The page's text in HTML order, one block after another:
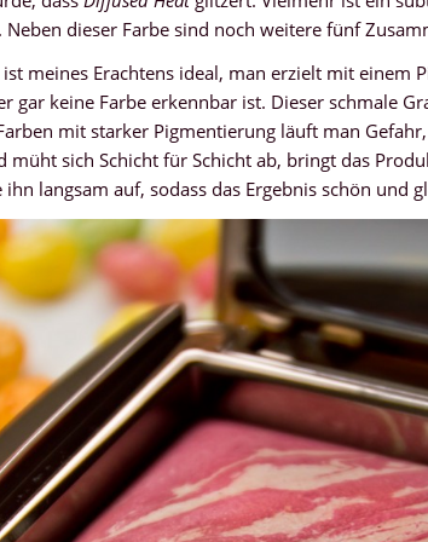
dieser Farbe sind noch weitere fünf
meines Erachtens ideal, man erzielt mit einem
gar keine Farbe erkennbar ist. Dieser schmale
mit starker Pigmentierung läuft man
müht sich Schicht für Schicht ab, bringt das
langsam auf, sodass das Ergebnis schön und